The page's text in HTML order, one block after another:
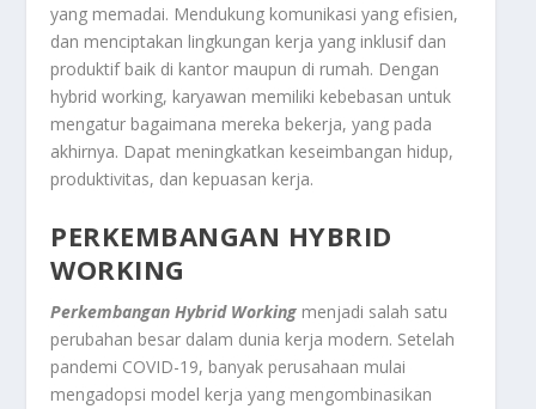
yang memadai. Mendukung komunikasi yang efisien,
dan menciptakan lingkungan kerja yang inklusif dan
produktif baik di kantor maupun di rumah. Dengan
hybrid working, karyawan memiliki kebebasan untuk
mengatur bagaimana mereka bekerja, yang pada
akhirnya. Dapat meningkatkan keseimbangan hidup,
produktivitas, dan kepuasan kerja.
PERKEMBANGAN HYBRID
WORKING
Perkembangan Hybrid Working menjadi salah satu
perubahan besar dalam dunia kerja modern. Setelah
pandemi COVID-19, banyak perusahaan mulai
mengadopsi model kerja yang mengombinasikan